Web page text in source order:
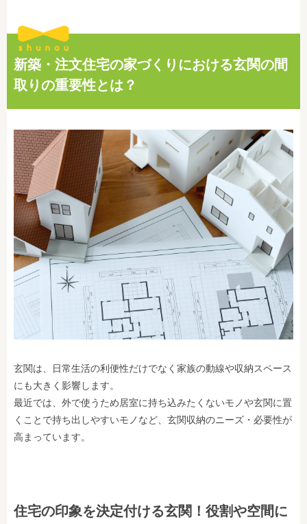
新築・注文住宅の家づくりにおける玄関の間
取りの重要性とは？
玄関は、日常生活の利便性だけでなく家族の動線や収納スペース
にも大きく影響します。
最近では、外で使うため居室に持ち込みたくないモノや玄関に置
くことで持ち出しやすいモノなど、玄関収納のニーズ・必要性が
高まっています。
住宅の印象を決定付ける玄関！役割や空間に